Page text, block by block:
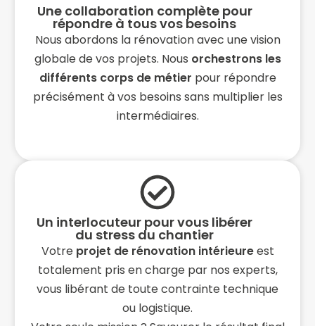
Une collaboration complète pour
répondre à tous vos besoins
Nous abordons la rénovation avec une vision
globale de vos projets. Nous orchestrons les
différents corps de métier pour répondre
précisément à vos besoins sans multiplier les
intermédiaires.
Un interlocuteur pour vous libérer
du stress du chantier
Votre projet de rénovation intérieureest
totalement pris en charge par nos experts,
vous libérant de toute contrainte technique
ou logistique.